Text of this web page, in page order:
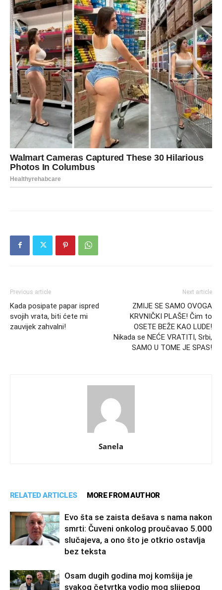
Previous article
Kada posipate papar ispred
svojih vrata, biti ćete mi
zauvijek zahvalni!
Next article
ZMIJE SE SAMO OVOGA
KRVNIČKI PLAŠE! Čim to
OSETE BEŽE KAO LUDE!
Nikada se NEĆE VRATITI, Srbi,
SAMO U TOME JE SPAS!
Sanela
RELATED ARTICLES MORE FROM AUTHOR
Evo šta se zaista dešava s nama nakon
smrti: Čuveni onkolog proučavao 5.000
slučajeva, a ono što je otkrio ostavlja
bez teksta
Osam dugih godina moj komšija je
svakog četvrtka vodio mog slijepog